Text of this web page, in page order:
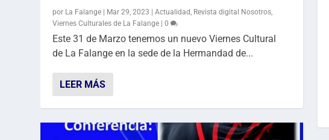
por La Falange | Mar 29, 2023 |Actualidad Revista digital Nosotros
Viernes Culturales de La Falange |0
Este 31 de Marzo tenemos un nuevo Viernes Cultural
de La Falange en la sede de la Hermandad de...
LEER MÁS